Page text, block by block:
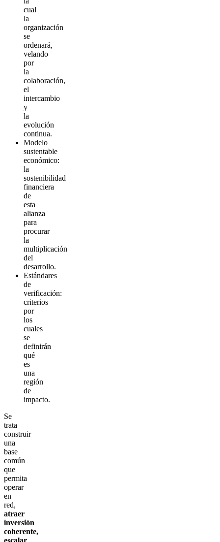
cual
la
organización
se
ordenará,
velando
por
la
colaboración,
el
intercambio
y
la
evolución
continua.
Modelo
sustentable
económico:
la
sostenibilidad
financiera
de
esta
alianza
para
procurar
la
multiplicación
del
desarrollo.
Estándares
de
verificación:
criterios
por
los
cuales
se
definirán
qué
es
una
región
de
impacto.
Se
trata
construir
una
base
común
que
permita
operar
en
red,
atraer
inversión
coherente,